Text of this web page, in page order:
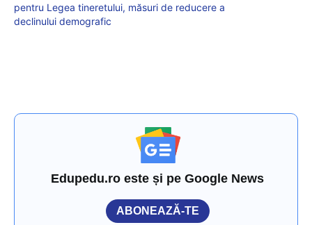
pentru Legea tineretului, măsuri de reducere a
declinului demografic
Edupedu.ro este și pe Google News
ABONEAZĂ-TE